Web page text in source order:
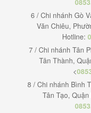
6 / Chi nhánh Gò
Văn Chiêu,
Hotline:
7 / Chi nhánh Tân
Tân Thành,
<
8 / Chi nhánh Bình
Tân Tạo,